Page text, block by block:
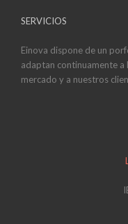
SERVICIOS
Einova dispone de un
adaptan continuamente a
mercado y a nuestros